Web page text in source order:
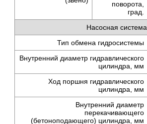
поворота,
град.
Насосная система
Тип обмена гидросистемы
Внутренний диаметр гидравлического
цилиндра, мм
Ход поршня гидравлического
цилиндра, мм
Внутренний диаметр
перекачивающего
(бетоноподающего) цилиндра, мм